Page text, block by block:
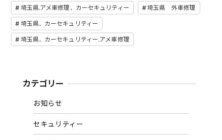
埼玉県.アメ車修理．カーセキュリティー 埼玉県 外車修理
埼玉県．カーセキュリティー
埼玉県．カーセキュリティー.アメ車修理
カテゴリー
お知らせ
セキュリティー